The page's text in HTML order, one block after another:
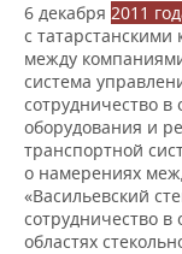
6 декабря 2011
с
между
система
сотрудничество в
оборудования и
транспортной
о намерениях
«Васильевский
сотрудничество в
областях